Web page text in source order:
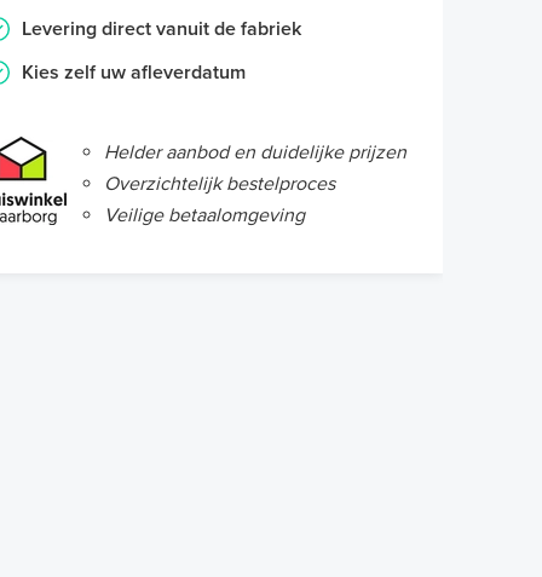
Levering direct vanuit de fabriek
Kies zelf uw afleverdatum
Helder aanbod en duidelijke prijzen
Overzichtelijk bestelproces
Veilige betaalomgeving